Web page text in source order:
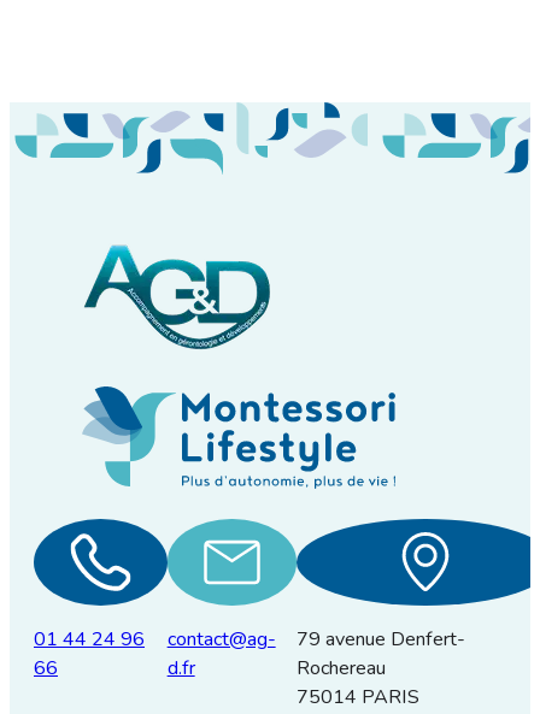
01 44 24 96
66
contact@ag-
d.fr
79 avenue Denfert-
Rochereau
75014 PARIS